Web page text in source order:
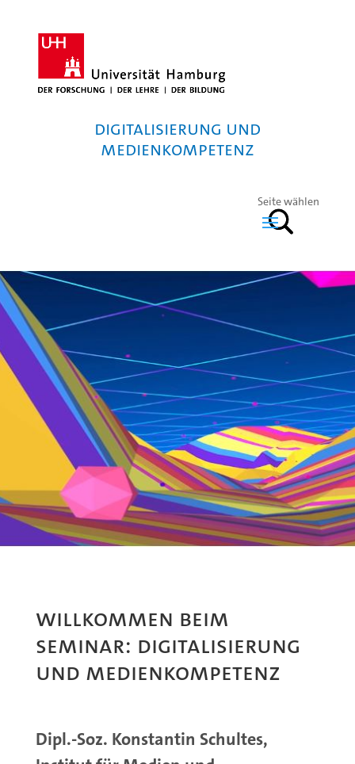
Digitalisierung und
Medienkompetenz
Seite wählen
WILLKOMMEN BEIM
SEMINAR: DIGITALISIERUNG
UND MEDIENKOMPETENZ
Dipl.-Soz. Konstantin Schultes,